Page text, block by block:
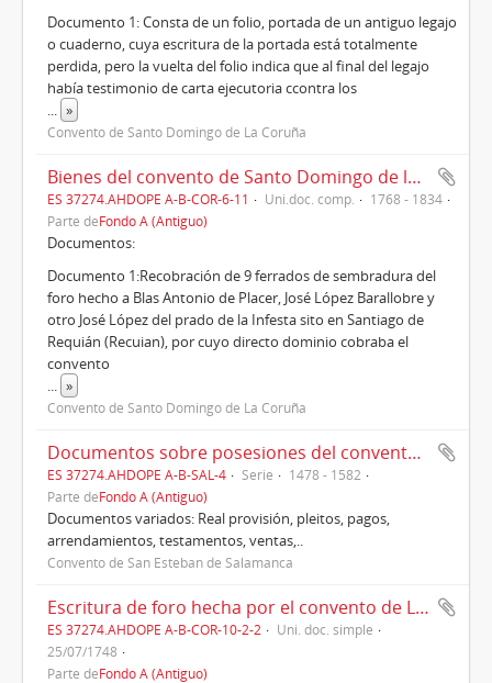
Documento 1: Consta de un folio, portada de un antiguo legajo
o cuaderno, cuya escritura de la portada está totalmente
perdida, pero la vuelta del folio indica que al final del legajo
había testimonio de carta ejecutoria ccontra los
... »
Convento de Santo Domingo de La Coruña
Bienes del convento de Santo Domingo de la Coruña en Betanzos y alrededores (1768 -1834)
ES 37274.AHDOPE A-B-COR-6-11 Uni.doc. comp.
1768 - 1834
Parte deFondo A (Antiguo)
Documentos:
Documento 1:Recobración de 9 ferrados de sembradura del
foro hecho a Blas Antonio de Placer, José López Barallobre y
otro José López del prado de la Infesta sito en Santiago de
Requián (Recuian), por cuyo directo dominio cobraba el
convento
... »
Convento de Santo Domingo de La Coruña
Documentos sobre posesiones del convento de San Esteban de Salamanca (1478-1582)
ES 37274.AHDOPE A-B-SAL-4 Serie
1478 - 1582
Parte deFondo A (Antiguo)
Documentos variados: Real provisión, pleitos, pagos,
arrendamientos, testamentos, ventas,..
Convento de San Esteban de Salamanca
Escritura de foro hecha por el convento de La Coruña de la viña de Xiela, en San Cristóbal das Viñas (1748)
ES 37274.AHDOPE A-B-COR-10-2-2
Uni. doc. simple
25/07/1748
Parte deFondo A (Antiguo)